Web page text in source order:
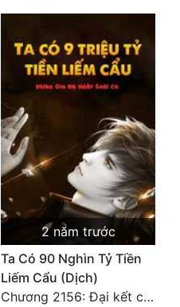
2 năm trước
Ta Có 90 Nghìn Tỷ Tiền
Liếm Cẩu (Dịch)
Chương 2156: Đại kết cục!!!